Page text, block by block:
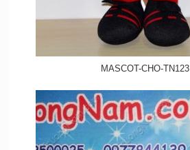
MASCOT-CHO-TN123